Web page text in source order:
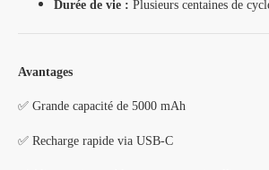
Durée de vie : Plusieurs centaines de
Avantages
✅ Grande capacité de 5000 mAh
✅ Recharge rapide via USB-C